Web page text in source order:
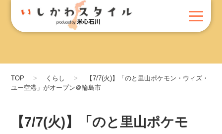
TOP くらし
【7/7(火)】「のと里山ポケモン・ウィズ・
ユー空港」がオープン＠輪島市
【7/7(火)】「のと里山ポケモ